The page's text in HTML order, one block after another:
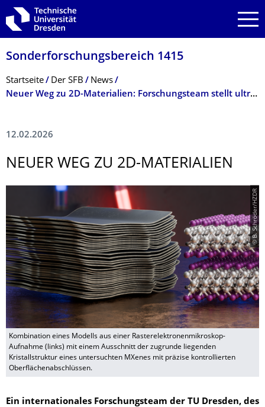
Zur Hauptnavigation springen
Zur Suche springen
Zum Inhalt springen
Sonderforschungs­bereich 1415
Breadcrumb-Menü
Startseite Der SFB
News
Neuer Weg zu 2D-Materialien: Forschungsteam stellt ultrareine MXene mit herausragender elektrischer Leistungsfähigkeit her
12.02.2026
NEUER WEG ZU 2D-MATERIALIEN
© B. Schröder/HZDR
Kombination eines Modells aus einer Rasterelektronenmikroskop-
Aufnahme (links) mit einem Ausschnitt der zugrunde liegenden
Kristallstruktur eines untersuchten MXenes mit präzise kontrollierten
Oberflächenabschlüssen.
Ein internationales Forschungsteam der TU Dresden, des